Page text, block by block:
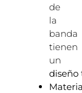
de
la
banda
tienen
un
diseño